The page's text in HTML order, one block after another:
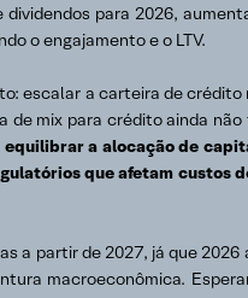
para 2026,
o engajamento e o LTV.
escalar a carteira de
mix para crédito ainda
equilibrar a alocação de
que afetam
a partir de 2027, já que
macroeconômica.